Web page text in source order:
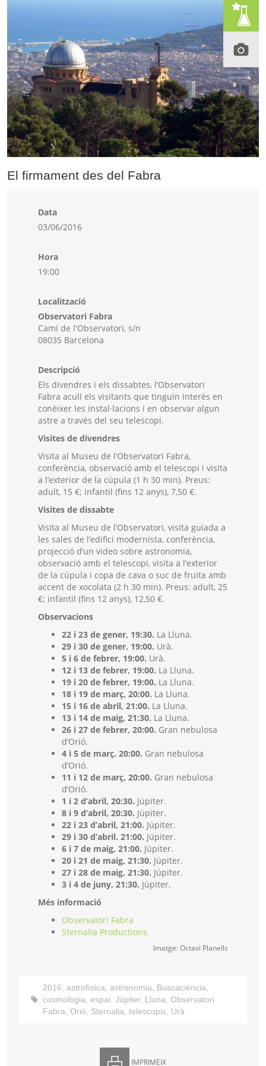
El firmament des del Fabra
Data
03/06/2016
Hora
19:00
Localització
Observatori Fabra
Camí de l'Observatori, s/n
08035 Barcelona
Descripció
Els divendres i els dissabtes, l’Observatori
Fabra acull els visitants que tinguin interès en
conèixer les instal·lacions i en observar algun
astre a través del seu telescopi.
Visites de divendres
Visita al Museu de l’Observatori Fabra,
conferència, observació amb el telescopi i visita
a l’exterior de la cúpula (1 h 30 min). Preus:
adult, 15 €; infantil (fins 12 anys), 7,50 €.
Visites de dissabte
Visita al Museu de l’Observatori, visita guiada a
les sales de l’edifici modernista, conferència,
projecció d’un video sobre astronomia,
observació amb el telescopi, visita a l’exterior
de la cúpula i copa de cava o suc de fruita amb
accent de xocolata (2 h 30 min). Preus: adult, 25
€; infantil (fins 12 anys), 12,50 €.
Observacions
22 i 23 de gener, 19:30. La Lluna.
29 i 30 de gener, 19:00. Urà.
5 i 6 de febrer, 19:00. Urà.
12 i 13 de febrer, 19:00. La Lluna.
19 i 20 de febrer, 19:00. La Lluna.
18 i 19 de març, 20:00. La Lluna.
15 i 16 de abril, 21:00. La Lluna.
13 i 14 de maig, 21:30. La Lluna.
26 i 27 de febrer, 20:00. Gran nebulosa
d’Orió.
4 i 5 de març, 20:00. Gran nebulosa
d’Orió.
11 i 12 de març, 20:00. Gran nebulosa
d’Orió.
1 i 2 d’abril, 20:30. Júpiter.
8 i 9 d’abril, 20:30. Júpiter.
22 i 23 d’abril, 21:00. Júpiter.
29 i 30 d’abril. 21:00. Júpiter.
6 i 7 de maig, 21:00. Júpiter.
20 i 21 de maig, 21:30. Júpiter.
27 i 28 de maig, 21:30. Júpiter.
3 i 4 de juny, 21:30. Júpiter.
Més informació
Observatori Fabra
Sternalia Productions
Imatge: Octavi Planells
2016, astrofísica, astronomia, Buscaciència,
cosmologia, espai, Júpiter, Lluna, Observatori
Fabra, Orió, Sternalia, telescopis, Urà
IMPRIMEIX